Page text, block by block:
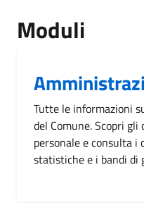
Moduli
Tutte le informazioni
del Comune. Scopri
personale e consulta i
statistiche e i bandi di